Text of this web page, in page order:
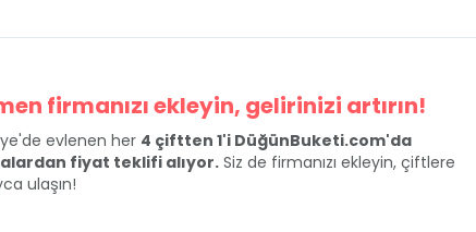
firmanızı ekleyin, gelirinizi artırın!
evlenen her 4 çiftten 1'i DüğünBuketi.com'da
fiyat teklifi alıyor. Siz de firmanızı ekleyin, çiftlere
ulaşın!